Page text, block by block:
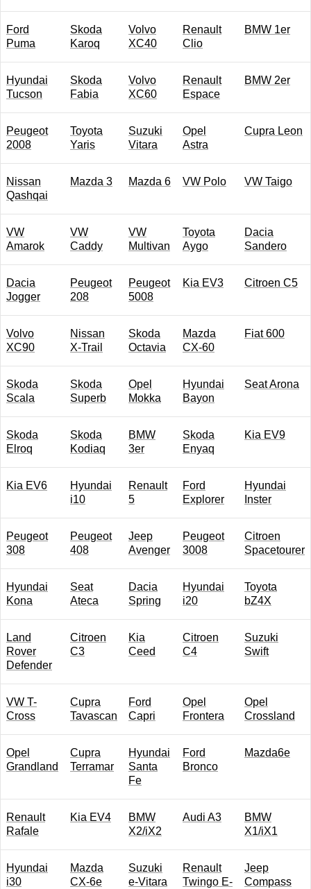
Ford
Puma
Skoda
Karoq
Volvo
XC40
Renault
Clio
BMW 1er
Hyundai
Tucson
Skoda
Fabia
Volvo
XC60
Renault
Espace
BMW 2er
Peugeot
2008
Toyota
Yaris
Suzuki
Vitara
Opel
Astra
Cupra Leon
Nissan
Qashqai
Mazda 3 Mazda 6 VW Polo VW Taigo
VW
Amarok
VW
Caddy
VW
Multivan
Toyota
Aygo
Dacia
Sandero
Dacia
Jogger
Peugeot
208
Peugeot
5008
Kia EV3 Citroen C5
Volvo
XC90
Nissan
X-Trail
Skoda
Octavia
Mazda
CX-60
Fiat 600
Skoda
Scala
Skoda
Superb
Opel
Mokka
Hyundai
Bayon
Seat Arona
Skoda
Elroq
Skoda
Kodiaq
BMW
3er
Skoda
Enyaq
Kia EV9
Kia EV6
Hyundai
i10
Renault
5
Ford
Explorer
Hyundai
Inster
Peugeot
308
Peugeot
408
Jeep
Avenger
Peugeot
3008
Citroen
Spacetourer
Hyundai
Kona
Seat
Ateca
Dacia
Spring
Hyundai
i20
Toyota
bZ4X
Land
Rover
Defender
Citroen
C3
Kia
Ceed
Citroen
C4
Suzuki
Swift
VW T-
Cross
Cupra
Tavascan
Ford
Capri
Opel
Frontera
Opel
Crossland
Opel
Grandland
Cupra
Terramar
Hyundai
Santa
Fe
Ford
Bronco
Mazda6e
Renault
Rafale
Kia EV4
BMW
X2/iX2
Audi A3
BMW
X1/iX1
Hyundai
i30
Mazda
CX-6e
Suzuki
e-Vitara
Renault
Twingo E-
Jeep
Compass